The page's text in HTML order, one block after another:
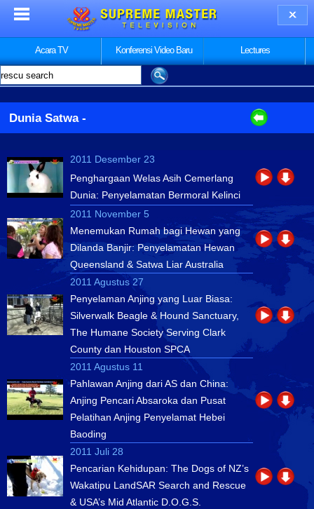
Acara TV Konferensi Video Baru Lectures
Dunia Satwa-
2011 Desember 23
Penghargaan Welas Asih Cemerlang
Dunia: Penyelamatan Bermoral Kelinci
2011 November 5
Menemukan Rumah bagi Hewan yang
Dilanda Banjir: Penyelamatan Hewan
Queensland & Satwa Liar Australia
2011 Agustus 27
Penyelaman Anjing yang Luar Biasa:
Silverwalk Beagle & Hound Sanctuary,
The Humane Society Serving Clark
County dan Houston SPCA
2011 Agustus 11
Pahlawan Anjing dari AS dan China:
Anjing Pencari Absaroka dan Pusat
Pelatihan Anjing Penyelamat Hebei
Baoding
2011 Juli 28
Pencarian Kehidupan: The Dogs of NZ’s
Wakatipu LandSAR Search and Rescue
& USA’s Mid Atlantic D.O.G.S.